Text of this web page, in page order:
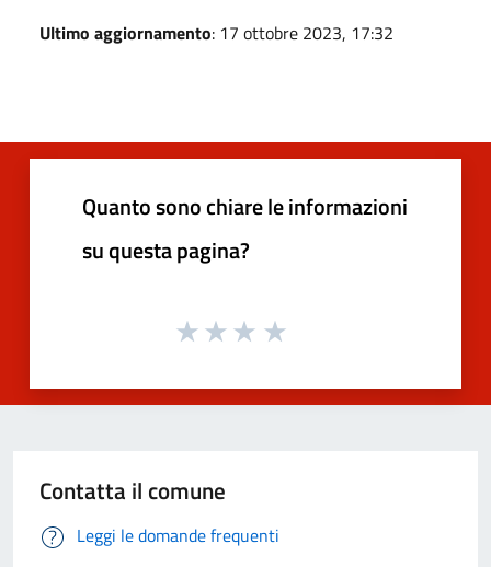
Ultimo aggiornamento: 17 ottobre 2023, 17:32
Quanto sono chiare le informazioni
su questa pagina?
Contatta il comune
Leggi le domande frequenti